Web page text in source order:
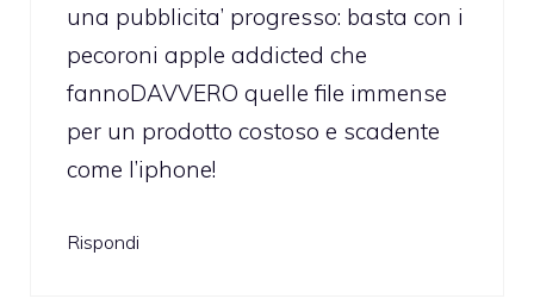
una pubblicita’ progresso: basta con i
pecoroni apple addicted che
fannoDAVVERO quelle file immense
per un prodotto costoso e scadente
come l’iphone!
Rispondi